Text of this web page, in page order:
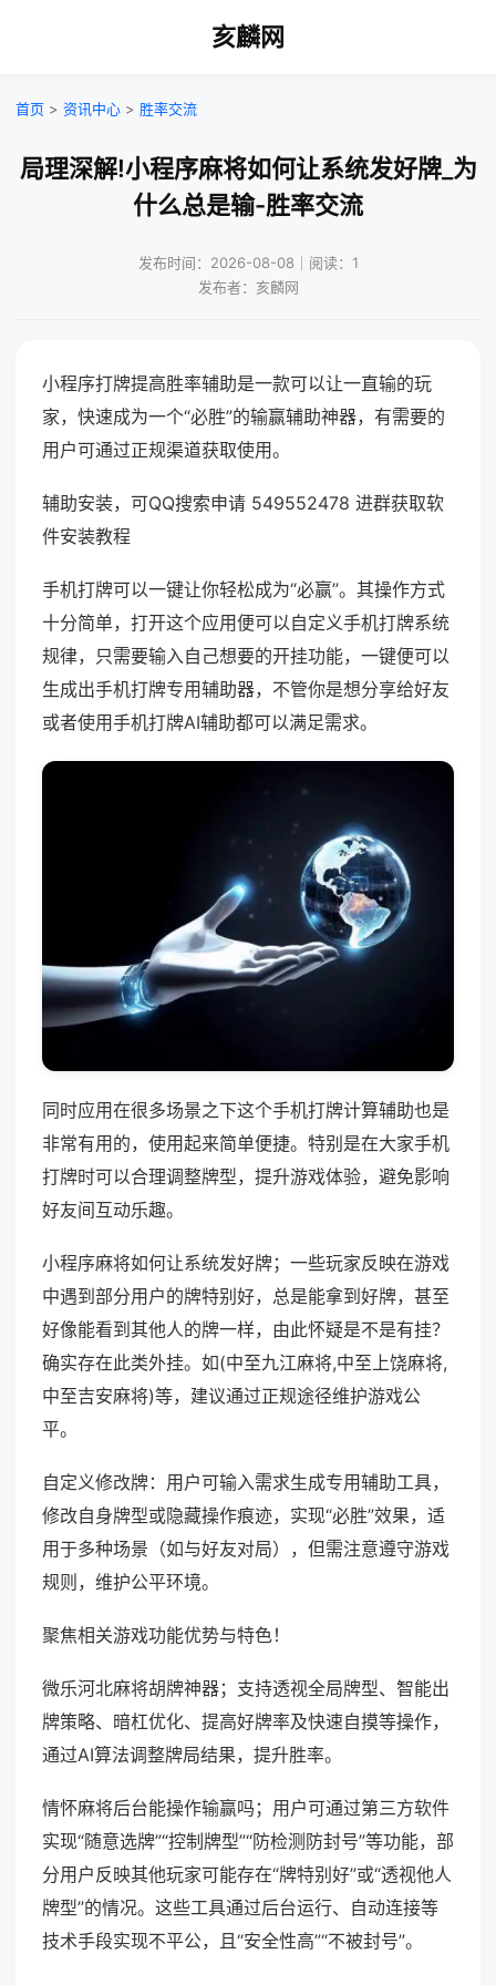
亥麟网
首页 > 资讯中心 > 胜率交流
局理深解!小程序麻将如何让系统发好牌_为
什么总是输-胜率交流
发布时间：2026-08-08｜阅读：1
发布者：亥麟网
小程序打牌提高胜率辅助是一款可以让一直输的玩
家，快速成为一个“必胜”的输赢辅助神器，有需要的
用户可通过正规渠道获取使用。
辅助安装，可QQ搜索申请 549552478 进群获取软
件安装教程
手机打牌可以一键让你轻松成为“必赢”。其操作方式
十分简单，打开这个应用便可以自定义手机打牌系统
规律，只需要输入自己想要的开挂功能，一键便可以
生成出手机打牌专用辅助器，不管你是想分享给好友
或者使用手机打牌AI辅助都可以满足需求。
同时应用在很多场景之下这个手机打牌计算辅助也是
非常有用的，使用起来简单便捷。特别是在大家手机
打牌时可以合理调整牌型，提升游戏体验，避免影响
好友间互动乐趣。
小程序麻将如何让系统发好牌；一些玩家反映在游戏
中遇到部分用户的牌特别好，总是能拿到好牌，甚至
好像能看到其他人的牌一样，由此怀疑是不是有挂？
确实存在此类外挂。如(中至九江麻将,中至上饶麻将,
中至吉安麻将)等，建议通过正规途径维护游戏公
平。
自定义修改牌：用户可输入需求生成专用辅助工具，
修改自身牌型或隐藏操作痕迹，实现“必胜”效果，适
用于多种场景（如与好友对局），但需注意遵守游戏
规则，维护公平环境。
聚焦相关游戏功能优势与特色！
微乐河北麻将胡牌神器；支持透视全局牌型、智能出
牌策略、暗杠优化、提高好牌率及快速自摸等操作，
通过AI算法调整牌局结果，提升胜率。
情怀麻将后台能操作输赢吗；用户可通过第三方软件
实现“随意选牌”“控制牌型”“防检测防封号”等功能，部
分用户反映其他玩家可能存在“牌特别好”或“透视他人
牌型”的情况。这些工具通过后台运行、自动连接等
技术手段实现不平公，且“安全性高”“不被封号”。